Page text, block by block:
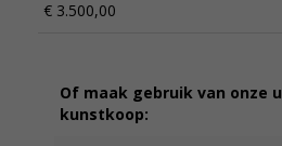
€ 3.500,00
Of maak gebruik van onze
kunstkoop: